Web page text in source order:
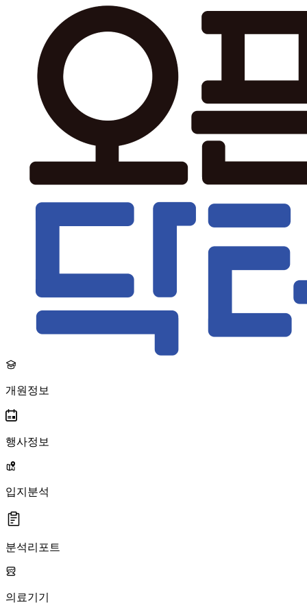
개원정보
행사정보
입지분석
분석리포트
의료기기